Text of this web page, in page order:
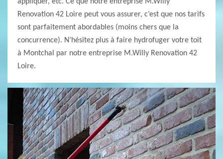
Renovation 42 Loire peut vous assurer, c’est que nos tarifs
sont parfaitement abordables (moins chers que la
concurrence). N’hésitez plus à faire hydrofuger votre toit
à Montchal par notre entreprise M.Willy Renovation 42
Loire.